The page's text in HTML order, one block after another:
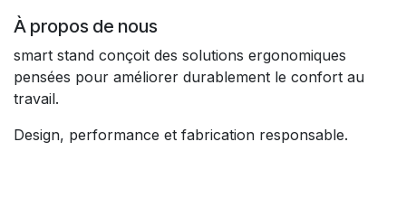
À propos de nous
smart stand conçoit des solutions ergonomiques
pensées pour améliorer durablement le confort au
travail.
Design, performance et fabrication responsable.